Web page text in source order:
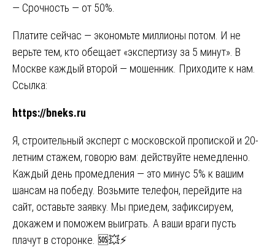
— Срочность — от 50%.
Платите сейчас — экономьте миллионы потом. И не
верьте тем, кто обещает «экспертизу за 5 минут». В
Москве каждый второй — мошенник. Приходите к нам.
Ссылка:
https://bneks.ru
Я, строительный эксперт с московской пропиской и 20-
летним стажем, говорю вам: действуйте немедленно.
Каждый день промедления — это минус 5% к вашим
шансам на победу. Возьмите телефон, перейдите на
сайт, оставьте заявку. Мы приедем, зафиксируем,
докажем и поможем выиграть. А ваши враги пусть
плачут в сторонке. 🆘💥⚡